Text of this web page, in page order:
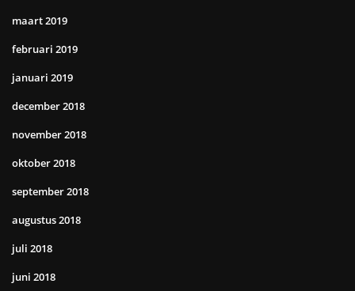
maart 2019
februari 2019
januari 2019
december 2018
november 2018
oktober 2018
september 2018
augustus 2018
juli 2018
juni 2018